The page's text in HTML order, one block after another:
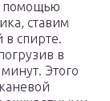
помощью
ставим
в спирте.
в
Этого